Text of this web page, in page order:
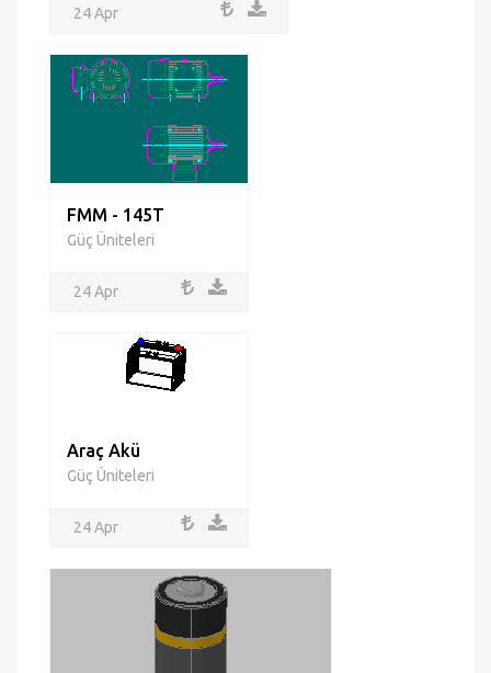
24 Apr
FMM - 145T
Güç Üniteleri
24 Apr
Araç Akü
Güç Üniteleri
24 Apr